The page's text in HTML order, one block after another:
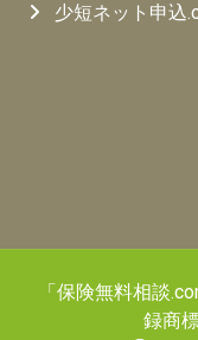
少短ネット申込
「保険無料相談
録商